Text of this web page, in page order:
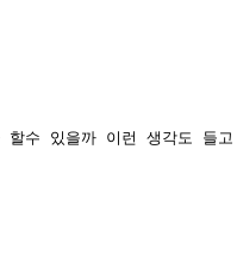
할수 있을까 이런 생각도 들